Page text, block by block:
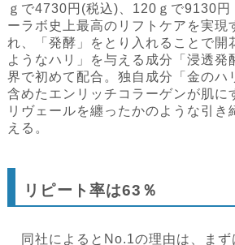
ｇで4730円(税込)、120ｇで9130円
ーラボ史上最高のリフトケアを実現
れ、「発酵」をとり入れることで開
ようなハリ」を与える成分「浸透発
界で初めて配合。独自成分「金のハ
含めたエンリッチコラーゲンが肌に
リヴェールを纏ったかのような引き
える。
リピート率は63％
同社によるとNo.1の理由は、まず